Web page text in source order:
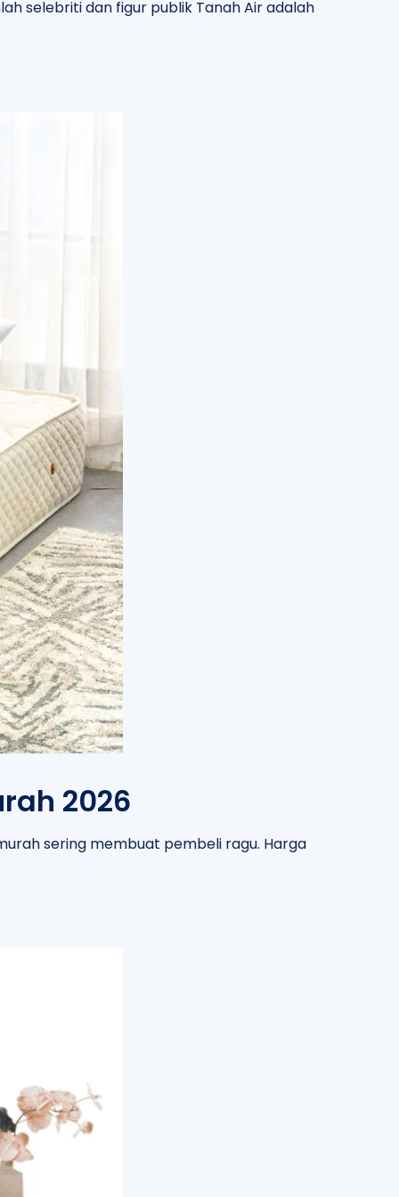
selebriti dan figur publik Tanah Air adalah
2026
sering membuat pembeli ragu. Harga